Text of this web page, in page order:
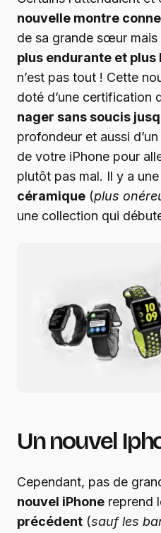
nouvelle montre
de sa grande sœur mais
plus endurante et plus
n’est pas tout ! Cette
doté d’une certification
nager sans soucis
profondeur et aussi d’un
de votre iPhone pour
plutôt pas mal. Il y a
céramique (plus
une collection qui
Un nouvel
Cependant, pas de
nouvel iPhone reprend
précédent (sauf les